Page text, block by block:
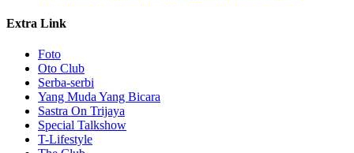
Extra Link
Foto
Oto Club
Serba-serbi
Yang Muda Yang Bicara
Sastra On Trijaya
Special Talkshow
T-Lifestyle